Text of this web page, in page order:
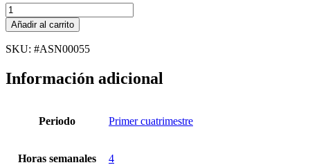
MECÁNICA
PARA
MÁQUINAS
Y
cantidad
Añadir al carrito
SKU: #ASN00055
Información adicional
Periodo Primer cuatrimestre
Horas semanales 4